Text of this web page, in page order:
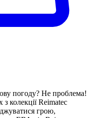
погоду? Не проблема!
колекції Reimatec
грою,